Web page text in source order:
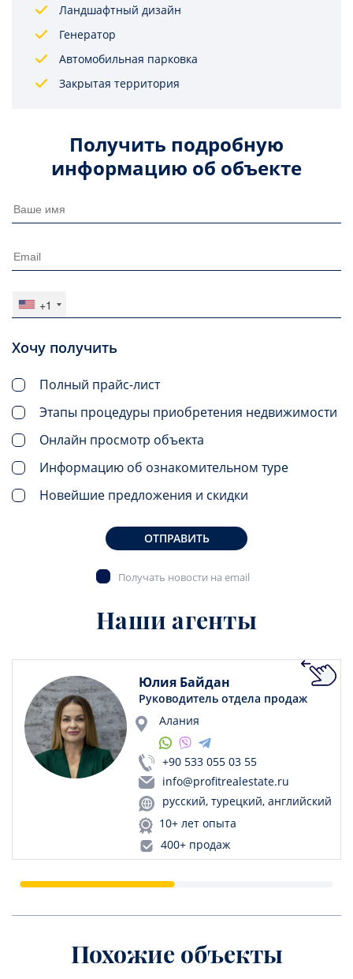
Ландшафтный дизайн
Генератор
Автомобильная парковка
Закрытая территория
Получить подробную
информацию об объекте
+1
Хочу получить
Полный прайс-лист
Этапы процедуры приобретения недвижимости
Онлайн просмотр объекта
Информацию об ознакомительном туре
Новейшие предложения и скидки
ОТПРАВИТЬ
Получать новости на email
Наши агенты
Юлия Байдан
Руководитель отдела продаж
Алания
+90 533 055 03 55
info@profitrealestate.ru
русский, турецкий, английский
10+ лет опыта
400+ продаж
Похожие объекты